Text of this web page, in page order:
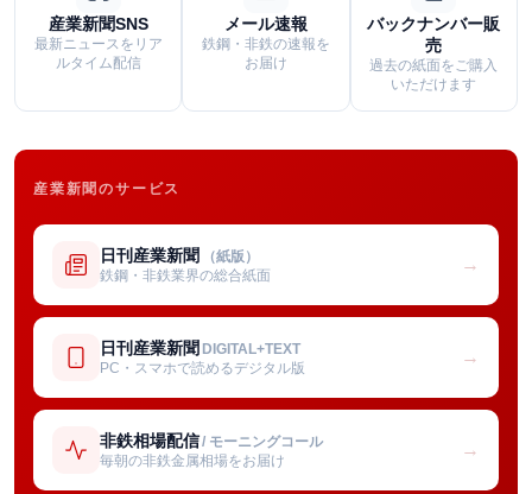
産業新聞SNS
最新ニュースをリア
ルタイム配信
メール速報
鉄鋼・非鉄の速報を
お届け
バックナンバー販
売
過去の紙面をご購入
いただけます
産業新聞のサービス
日刊産業新聞 （紙版）
鉄鋼・非鉄業界の総合紙面
→
日刊産業新聞 DIGITAL+TEXT
PC・スマホで読めるデジタル版
→
非鉄相場配信/ モーニングコール
毎朝の非鉄金属相場をお届け
→